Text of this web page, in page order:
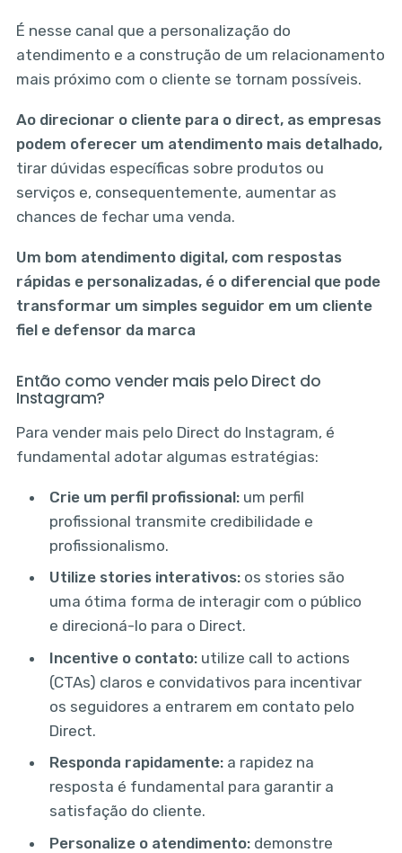
É nesse canal que a personalização do
atendimento e a construção de um relacionamento
mais próximo com o cliente se tornam possíveis.
Ao direcionar o cliente para o direct, as empresas
podem oferecer um atendimento mais detalhado,
tirar dúvidas específicas sobre produtos ou
serviços e, consequentemente, aumentar as
chances de fechar uma venda.
Um bom atendimento digital, com respostas
rápidas e personalizadas, é o diferencial que pode
transformar um simples seguidor em um cliente
fiel e defensor da marca
Então como vender mais pelo Direct do
Instagram?
Para vender mais pelo Direct do Instagram, é
fundamental adotar algumas estratégias:
Crie um perfil profissional: um perfil
profissional transmite credibilidade e
profissionalismo.
Utilize stories interativos: os stories são
uma ótima forma de interagir com o público
e direcioná-lo para o Direct.
Incentive o contato: utilize call to actions
(CTAs) claros e convidativos para incentivar
os seguidores a entrarem em contato pelo
Direct.
Responda rapidamente: a rapidez na
resposta é fundamental para garantir a
satisfação do cliente.
Personalize o atendimento: demonstre